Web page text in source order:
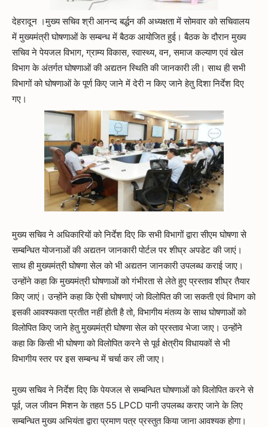
देहरादून ।मुख्य सचिव श्री आनन्द बर्द्धन की अध्यक्षता में सोमवार को सचिवालय
में मुख्यमंत्री घोषणाओं के सम्बन्ध में बैठक आयोजित हुई। बैठक के दौरान मुख्य
सचिव ने पेयजल विभाग, ग्राम्य विकास, स्वास्थ्य, वन, समाज कल्याण एवं खेल
विभाग के अंतर्गत घोषणाओं की अद्यतन स्थिति की जानकारी ली। साथ ही सभी
विभागों को घोषणाओं के पूर्ण किए जाने में देरी न किए जाने हेतु दिशा निर्देश दिए
गए।
मुख्य सचिव ने अधिकारियों को निर्देश दिए कि सभी विभागों द्वारा सीएम घोषणा से
सम्बन्धित योजनाओं की अद्यतन जानकारी पोर्टल पर शीघ्र अपडेट की जाएं।
साथ ही मुख्यमंत्री घोषणा सेल को भी अद्यतन जानकारी उपलब्ध कराई जाए।
उन्होंने कहा कि मुख्यमंत्री घोषणाओं को गंभीरता से लेते हुए प्रस्ताव शीघ्र तैयार
किए जाएं। उन्होंने कहा कि ऐसी घोषणाएं जो विलोपित की जा सकती एवं विभाग को
इसकी आवश्यकता प्रतीत नहीं होती है तो, विभागीय मंतव्य के साथ घोषणाओं को
विलोपित किए जाने हेतु मुख्यमंत्री घोषणा सेल को प्रस्ताव भेजा जाए। उन्होंने
कहा कि किसी भी घोषणा को विलोपित करने से पूर्व क्षेत्रीय विधायकों से भी
विभागीय स्तर पर इस सम्बन्ध में चर्चा कर ली जाए।
मुख्य सचिव ने निर्देश दिए कि पेयजल से सम्बन्धित घोषणाओं को विलोपित करने से
पूर्व, जल जीवन मिशन के तहत 55 LPCD पानी उपलब्ध कराए जाने के लिए
सम्बन्धित मुख्य अभियंता द्वारा प्रमाण पत्र प्रस्तुत किया जाना आवश्यक होगा।